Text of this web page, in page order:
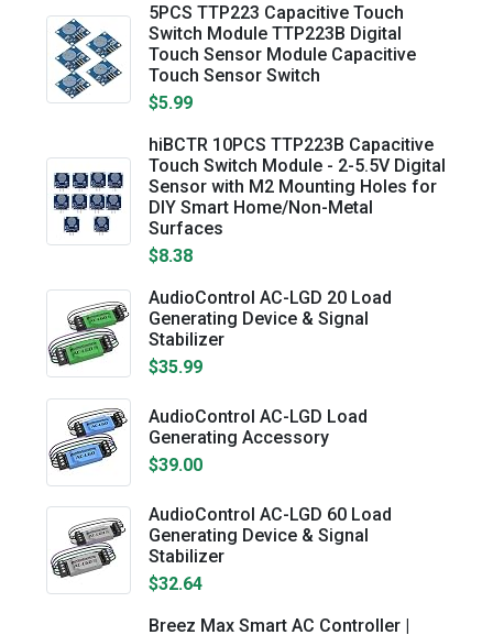
5PCS TTP223 Capacitive Touch
Switch Module TTP223B Digital
Touch Sensor Module Capacitive
Touch Sensor Switch
$5.99
hiBCTR 10PCS TTP223B Capacitive
Touch Switch Module - 2-5.5V Digital
Sensor with M2 Mounting Holes for
DIY Smart Home/Non-Metal
Surfaces
$8.38
AudioControl AC-LGD 20 Load
Generating Device & Signal
Stabilizer
$35.99
AudioControl AC-LGD Load
Generating Accessory
$39.00
AudioControl AC-LGD 60 Load
Generating Device & Signal
Stabilizer
$32.64
Breez Max Smart AC Controller |